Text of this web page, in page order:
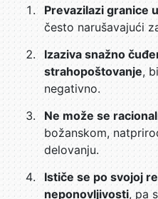
Prevazilazi granice
često narušavajući
Izaziva snažno
strahopoštovanje,
negativno.
Ne može se
božanskom,
delovanju.
Ističe se po svojoj
neponovljivosti, pa